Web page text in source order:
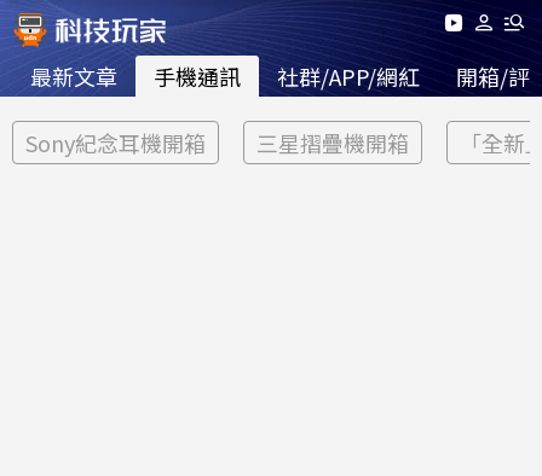
最新文章 手機通訊 社群/APP/網紅 開箱/評
Sony紀念耳機開箱 三星摺疊機開箱 「全新